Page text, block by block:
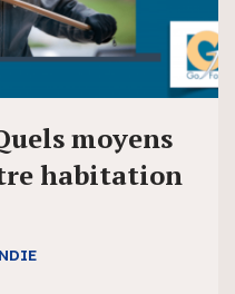
moyens
habitation